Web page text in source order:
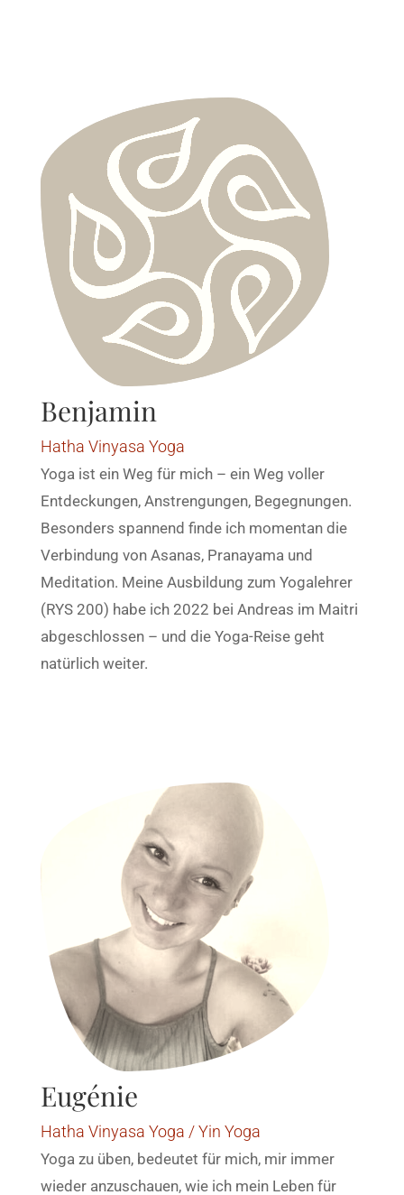
Benjamin
Hatha Vinyasa Yoga
Yoga ist ein Weg für mich – ein Weg voller
Entdeckungen, Anstrengungen, Begegnungen.
Besonders spannend finde ich momentan die
Verbindung von Asanas, Pranayama und
Meditation. Meine Ausbildung zum Yogalehrer
(RYS 200) habe ich 2022 bei Andreas im Maitri
abgeschlossen – und die Yoga-Reise geht
natürlich weiter.
Eugénie
Hatha Vinyasa Yoga / Yin Yoga
Yoga zu üben, bedeutet für mich, mir immer
wieder anzuschauen, wie ich mein Leben für